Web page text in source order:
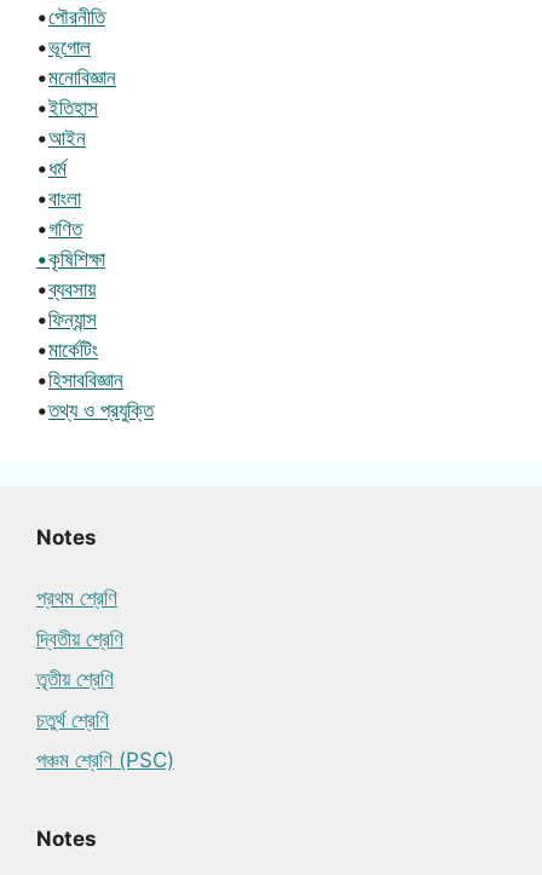
•পৌরনীতি
•ভূগোল
•মনোবিজ্ঞান
•ইতিহাস
•আইন
•ধর্ম
•বাংলা
•গণিত
•কৃষিশিক্ষা
•ব্যবসায়
•ফিন্যান্স
•মার্কেটিং
•হিসাববিজ্ঞান
•তথ্য ও প্রযুক্তি
Notes
প্রথম শ্রেণি
দ্বিতীয় শ্রেণি
তৃতীয় শ্রেণি
চতুর্থ শ্রেণি
পঞ্চম শ্রেণি (PSC)
Notes